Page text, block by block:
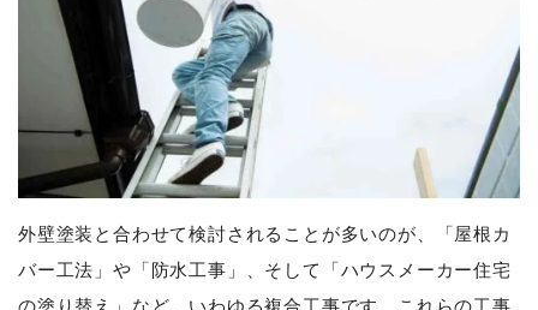
外壁塗装と合わせて検討されることが多いのが、「屋根カ
バー工法」や「防水工事」、そして「ハウスメーカー住宅
の塗り替え」など、いわゆる複合工事です。これらの工事